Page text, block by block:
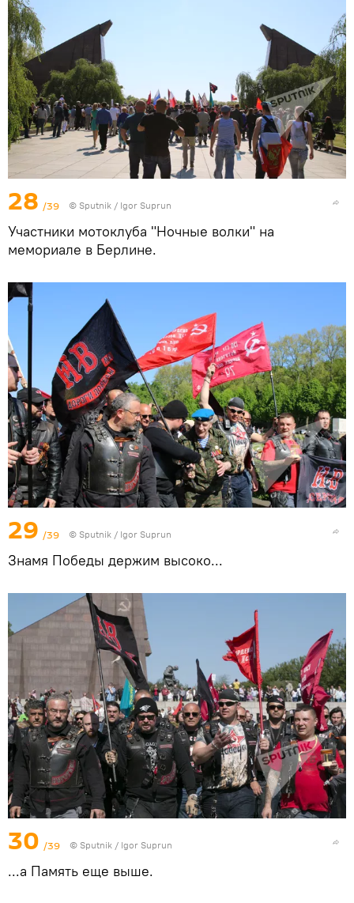
28 /39 © Sputnik / Igor Suprun
Участники мотоклуба "Ночные волки" на
мемориале в Берлине.
29 /39 © Sputnik / Igor Suprun
Знамя Победы держим высоко...
30 /39 © Sputnik / Igor Suprun
...а Память еще выше.